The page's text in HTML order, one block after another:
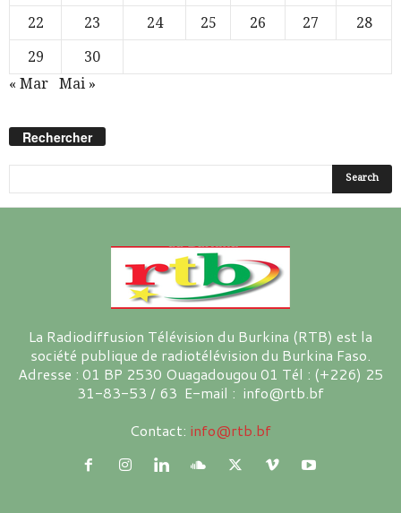
22
23 24 25 26 27
28
29
30
« Mar
Mai »
Rechercher
La Radiodiffusion Télévision du Burkina (RTB) est la
société publique de radiotélévision du Burkina Faso.
Adresse : 01 BP 2530 Ouagadougou 01 Tél : (+226) 25
31-83-53 / 63 E-mail : info@rtb.bf
Contact: info@rtb.bf